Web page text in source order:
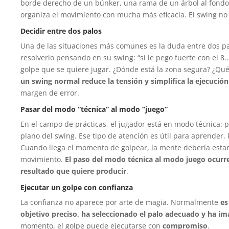
borde derecho de un búnker, una rama de un árbol al
organiza el movimiento con mucha más eficacia. El swing
Decidir entre dos palos
Una de las situaciones más comunes es la duda entre dos
resolverlo pensando en su swing: “si le pego fuerte con el
golpe que se quiere jugar. ¿Dónde está la zona segura?
un swing normal reduce la tensión y simplifica la ejecución
margen de error.
Pasar del modo “técnica” al modo “juego”
En el campo de prácticas, el jugador está en modo
plano del swing. Ese tipo de atención es útil para
Cuando llega el momento de golpear, la mente debería
movimiento. El paso del modo técnica al modo juego
resultado que quiere producir.
Ejecutar un golpe con confianza
La confianza no aparece por arte de magia. Normalmente
objetivo preciso, ha seleccionado el palo adecuado y ha
momento, el golpe puede ejecutarse con compromiso.